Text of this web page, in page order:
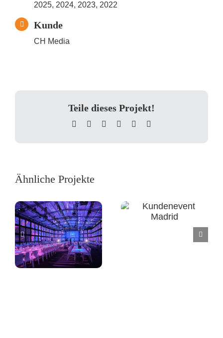
2025, 2024, 2023, 2022
Kunde
CH Media
Teile dieses Projekt!
Facebook LinkedInWhatsApp
Pinterest
Ähnliche Projekte
Bühnenbild
Kundenevent
Kundenevent
Madrid